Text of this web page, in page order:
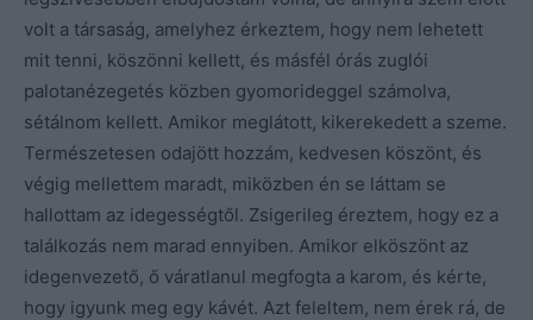
volt a társaság, amelyhez érkeztem, hogy nem lehetett
mit tenni, köszönni kellett, és másfél órás zuglói
palotanézegetés közben gyomorideggel számolva,
sétálnom kellett. Amikor meglátott, kikerekedett a szeme.
Természetesen odajött hozzám, kedvesen köszönt, és
végig mellettem maradt, miközben én se láttam se
hallottam az idegességtől. Zsigerileg éreztem, hogy ez a
találkozás nem marad ennyiben. Amikor elköszönt az
idegenvezető, ő váratlanul megfogta a karom, és kérte,
hogy igyunk meg egy kávét. Azt feleltem, nem érek rá, de